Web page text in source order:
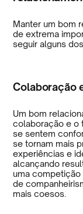
Manter um bom
de extrema
seguir alguns
Colaboração
Um bom
colaboração e o
se sentem
se tornam mais
experiências e
alcançando
uma
de
mais coesos.